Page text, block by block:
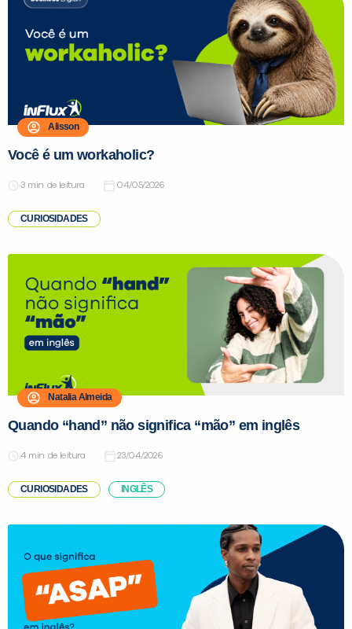
Alisson
Você é um workaholic?
de leitura 04/05/2026
CURIOSIDADES
Natalia Almeida
Quando “hand” não significa “mão” em inglês
de leitura 23/04/2026
CURIOSIDADES INGLÊS